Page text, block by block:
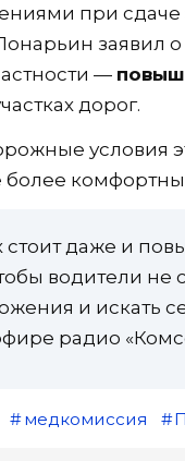
при сдаче
заявил
—
дорог.
условия
более
стоит даже и
водители не
и искать
радио
медкомиссия